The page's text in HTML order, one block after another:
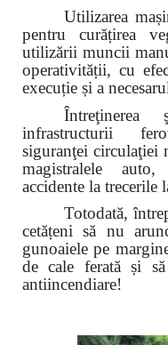
Utilizarea
pentru curățirea
utilizării muncii
operativității, cu
execuție și a
infrastructurii
siguranţei circulaţiei
magistralele
accidente la trecerile
Totodată,
cetățenisă nu
gunoaiele pe
de cale ferată și
antiincendiare!